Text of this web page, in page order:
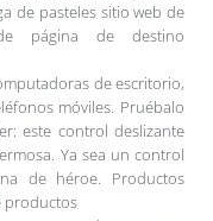
de pasteles sitio web de
página de destino
de escritorio,
móviles. Pruébalo
este control deslizante
Ya sea un control
de héroe. Productos
productos